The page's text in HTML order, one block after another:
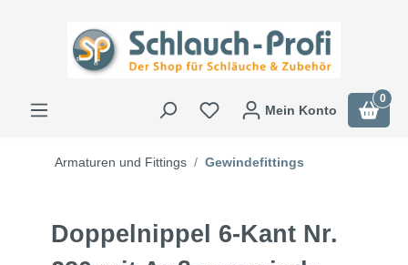
Mein Konto
0
Armaturen und Fittings Gewindefittings
Doppelnippel 6-Kant Nr.